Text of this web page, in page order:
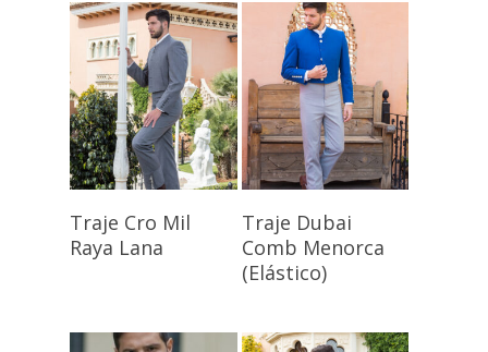
Seleccionar
Opciones
Traje Cro Mil
Raya Lana
Seleccionar
Opciones
Traje Dubai
Comb Menorca
(Elástico)